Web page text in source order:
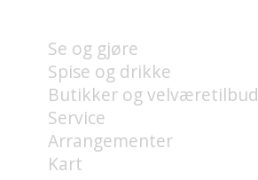
Se og gjøre
Spise og drikke
Butikker og velværetilbud
Service
Arrangementer
Kart